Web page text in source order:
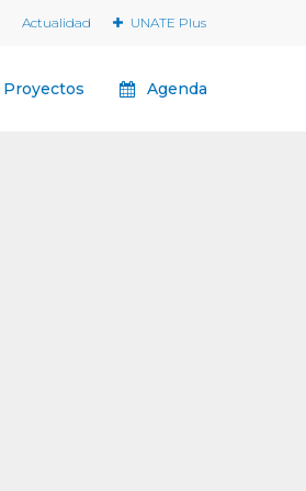
Actualidad UNATE Plus
Proyectos Agenda